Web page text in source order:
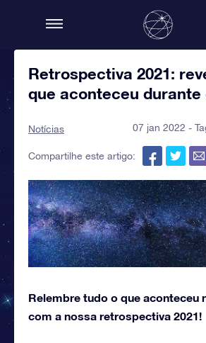
Retrospectiva 2021:
que aconteceu durante
Notícias 07 jan 2022 -
Compartilhe este artigo:
Relembre tudo o que aconteceu
com a nossa retrospectiva 2021!